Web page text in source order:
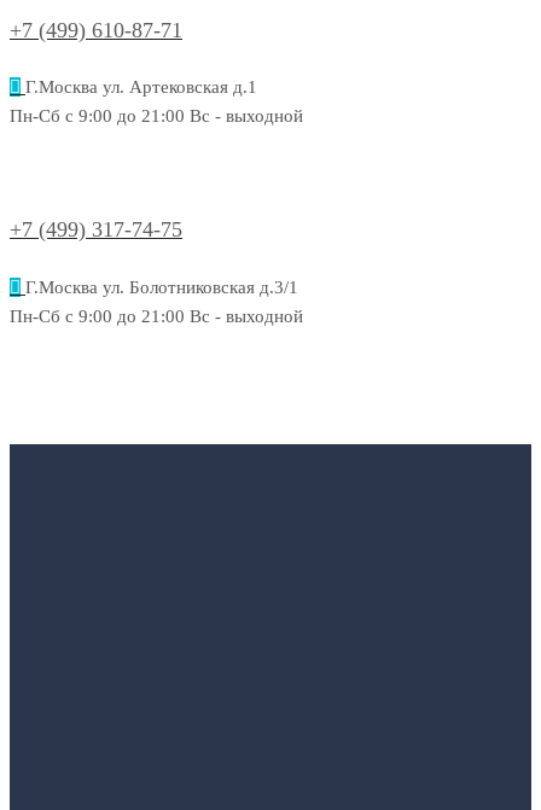
+7 (499) 610-87-71
Г.Москва ул. Артековская д.1
Пн-Сб с 9:00 до 21:00 Вс - выходной
+7 (499) 317-74-75
Г.Москва ул. Болотниковская д.3/1
Пн-Сб с 9:00 до 21:00 Вс - выходной